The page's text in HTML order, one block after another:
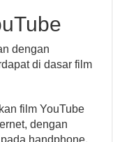
dengan
di dasar film
film YouTube
dengan
handphone.